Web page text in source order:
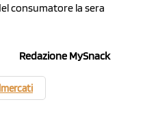
consumatore la sera
Redazione MySnack